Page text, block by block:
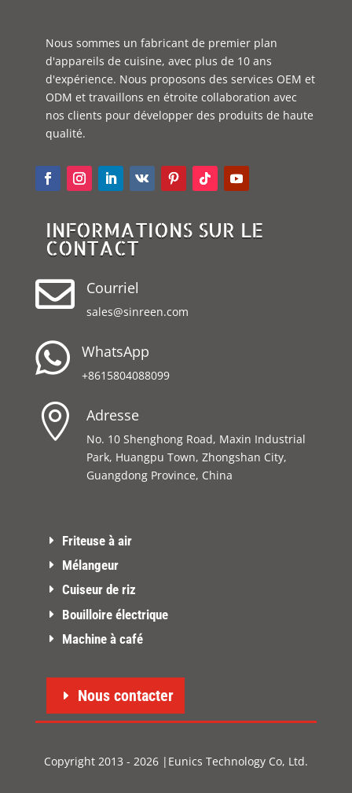
Nous sommes un fabricant de premier plan
d'appareils de cuisine, avec plus de 10 ans
d'expérience. Nous proposons des services OEM et
ODM et travaillons en étroite collaboration avec
nos clients pour développer des produits de haute
qualité.
INFORMATIONS SUR LE
CONTACT
 Courriel
sales@sinreen.com
 WhatsApp
+8615804088099
 Adresse
No. 10 Shenghong Road, Maxin Industrial
Park, Huangpu Town, Zhongshan City,
Guangdong Province, China
Friteuse à air
Mélangeur
Cuiseur de riz
Bouilloire électrique
Machine à café
Nous contacter
Copyright 2013 - 2026 |Eunics Technology Co, Ltd.